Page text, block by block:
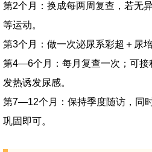
第2个月：换成每两周复查，若无
等运动。
第3个月：做一次泌尿系彩超＋尿培
第4—6个月：每月复查一次；可接
发热诱发尿感。
第7—12个月：保持季度随访，同
巩固即可。